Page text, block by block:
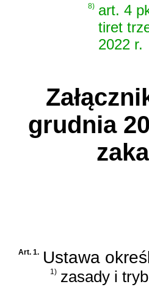
8) art. 4
tiret
2022 r.
grudnia
Art. 1. Ustawa
1) zasady i